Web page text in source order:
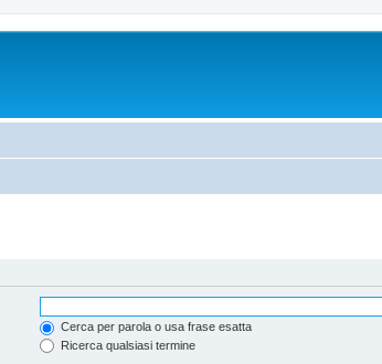
Cerca per parola o usa frase esatta
Ricerca qualsiasi termine